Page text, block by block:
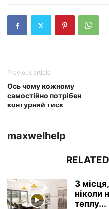
Previous article
Ось чому кожному
самостійно потрібен
контурний тиск
maxwelhelp
3
ніколи
теплу...